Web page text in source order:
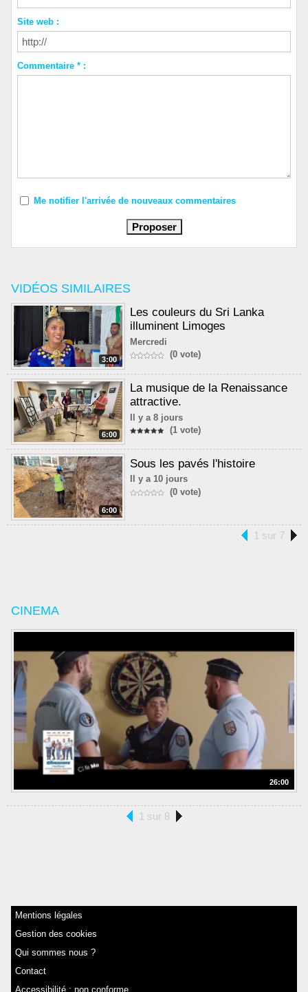
VIDÉOS SIMILAIRES
3:00
Les couleurs du Sri Lanka
illuminent Limoges
Mercredi
(0 vote)
6:00
La musique de la Renaissance
attractive.
Il y a 8 jours
(1 vote)
6:00
Sous les pavés l'histoire
Il y a 10 jours
(0 vote)
1 sur 7
CINEMA
26:00
1 sur 8
Site web :
Commentaire * :
Me notifier l'arrivée de nouveaux commentaires
Mentions légales
Gestion des cookies
Qui sommes nous ?
Contact
Accessibilité : non conforme